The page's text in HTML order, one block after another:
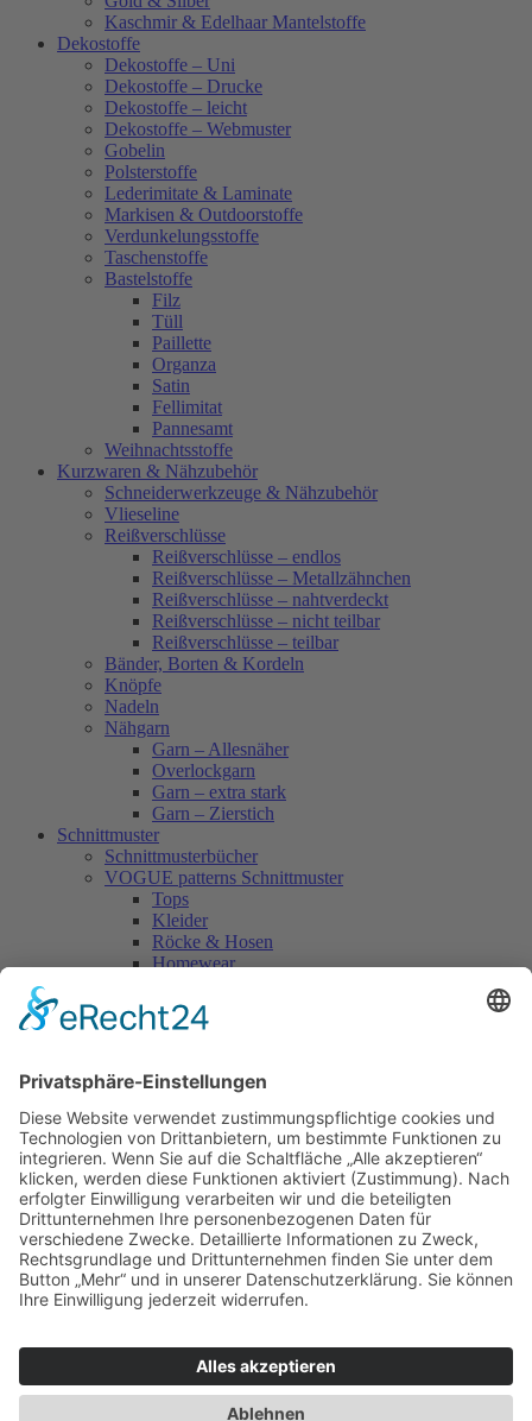
Kaschmir & Edelhaar Mantelstoffe
Dekostoffe
Dekostoffe – Uni
Dekostoffe – Drucke
Dekostoffe – leicht
Dekostoffe – Webmuster
Gobelin
Polsterstoffe
Lederimitate & Laminate
Markisen & Outdoorstoffe
Verdunkelungsstoffe
Taschenstoffe
Bastelstoffe
Filz
Tüll
Paillette
Organza
Satin
Fellimitat
Pannesamt
Weihnachtsstoffe
Kurzwaren & Nähzubehör
Schneiderwerkzeuge & Nähzubehör
Vlieseline
Reißverschlüsse
Reißverschlüsse – endlos
Reißverschlüsse – Metallzähnchen
Reißverschlüsse – nahtverdeckt
Reißverschlüsse – nicht teilbar
Reißverschlüsse – teilbar
Bänder, Borten & Kordeln
Knöpfe
Nadeln
Nähgarn
Garn – Allesnäher
Overlockgarn
Garn – extra stark
Garn – Zierstich
Schnittmuster
Schnittmusterbücher
VOGUE patterns Schnittmuster
Tops
Kleider
Röcke & Hosen
Homewear
Vogue Vintage
Herren
Accessoires
Einzelschnittmuster Burda
Tops
Kleider
Röcke & Hosen
Homewear
Jacken & Mäntel
Curvy
Herren
Kids
Burda Fantasy
Accessoires & Deko
SALE
Suchen
Suchen